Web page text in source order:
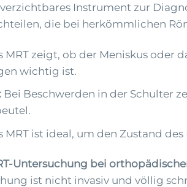
Instrument zur
die bei herkömmlichen
MRT zeigt, ob der Meniskus oder
wichtig ist.
Bei Beschwerden in der Schulter
MRT ist ideal, um den Zustand
Untersuchung bei
ist nicht invasiv und völlig